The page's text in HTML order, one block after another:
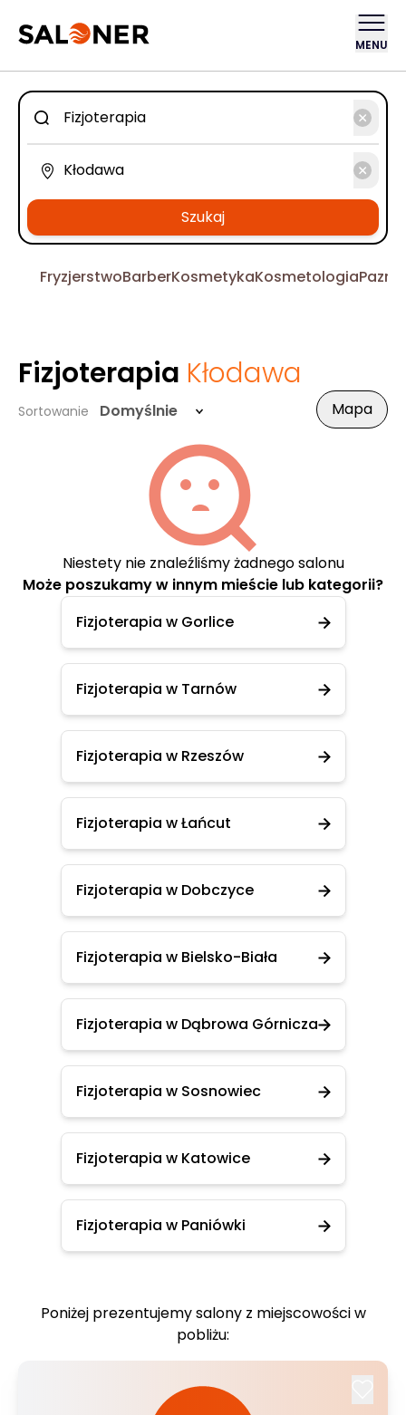
MENU
Szukaj
FryzjerstwoBarberKosmetykaKosmetologia
Fizjoterapia Kłodawa
Sortowanie Domyślnie Mapa
Niestety nie znaleźliśmy żadnego salonu
Może poszukamy w innym mieście lub kategorii?
Fizjoterapia w Gorlice
Fizjoterapia w Tarnów
Fizjoterapia w Rzeszów
Fizjoterapia w Łańcut
Fizjoterapia w Dobczyce
Fizjoterapia w Bielsko-Biała
Fizjoterapia w Dąbrowa Górnicza
Fizjoterapia w Sosnowiec
Fizjoterapia w Katowice
Fizjoterapia w Paniówki
Poniżej prezentujemy salony z miejscowości w
pobliżu: